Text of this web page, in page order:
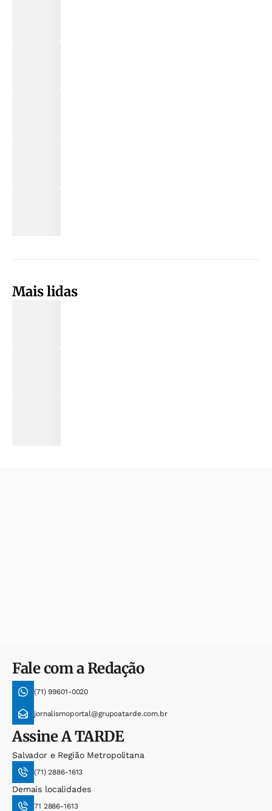
Mais lidas
Fale com a Redação
(71) 99601-0020
jornalismoportal@grupoatarde.com.br
AssineA TARDE
Salvador e Região Metropolitana
(71) 2886-1613
Demais localidades
71 2886-1613